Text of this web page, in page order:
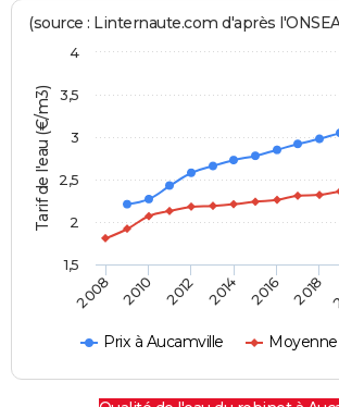
Tarif de l'eau (€/m3)
(source : Linternaute.com d'après
Prix à Aucamville
2008 2010 2012 2014 2016 2018
1,5
2
2,5
3
3,5
4